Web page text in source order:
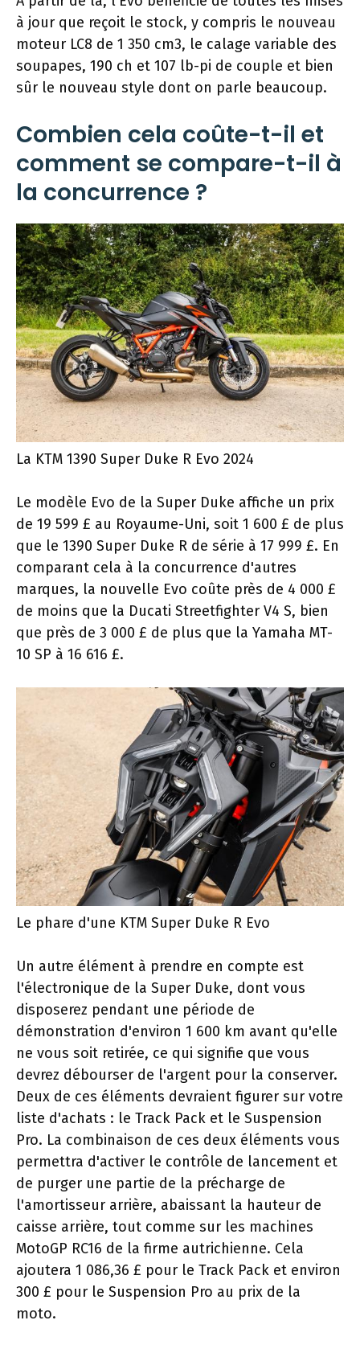
à jour que reçoit le stock, y compris le nouveau
moteur LC8 de 1 350 cm3, le calage variable des
soupapes, 190 ch et 107 lb-pi de couple et bien
sûr le nouveau style dont on parle beaucoup.
Combien cela coûte-t-il et
comment se compare-t-il à
la concurrence ?
La KTM 1390 Super Duke R Evo 2024
Le modèle Evo de la Super Duke affiche un prix
de 19 599 £ au Royaume-Uni, soit 1 600 £ de plus
que le 1390 Super Duke R de série à 17 999 £. En
comparant cela à la concurrence d'autres
marques, la nouvelle Evo coûte près de 4 000 £
de moins que la Ducati Streetfighter V4 S, bien
que près de 3 000 £ de plus que la Yamaha MT-
10 SP à 16 616 £.
Le phare d'une KTM Super Duke R Evo
Un autre élément à prendre en compte est
l'électronique de la Super Duke, dont vous
disposerez pendant une période de
démonstration d'environ 1 600 km avant qu'elle
ne vous soit retirée, ce qui signifie que vous
devrez débourser de l'argent pour la conserver.
Deux de ces éléments devraient figurer sur votre
liste d'achats : le Track Pack et le Suspension
Pro. La combinaison de ces deux éléments vous
permettra d'activer le contrôle de lancement et
de purger une partie de la précharge de
l'amortisseur arrière, abaissant la hauteur de
caisse arrière, tout comme sur les machines
MotoGP RC16 de la firme autrichienne. Cela
ajoutera 1 086,36 £ pour le Track Pack et environ
300 £ pour le Suspension Pro au prix de la
moto.